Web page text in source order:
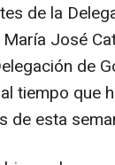
de la
José
de
tiempo que
de esta